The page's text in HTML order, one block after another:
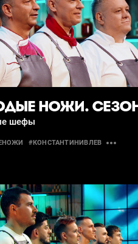
НОЖИ.
шефы
#КОНСТАНТИНИВЛЕВ